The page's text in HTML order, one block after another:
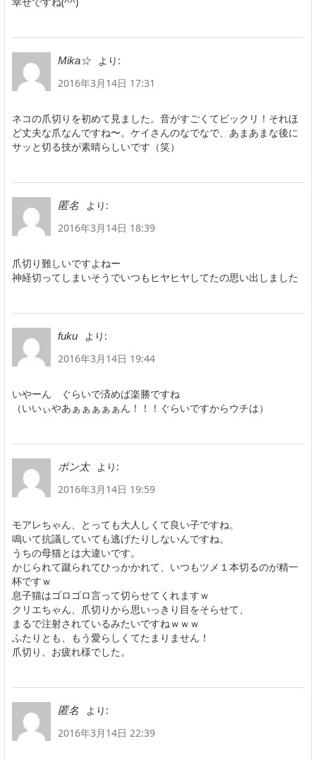
Mika☆
より:
2016年3月14日 17:31
ネコの爪切りを初めて見ました。音がすごくてビックリ！それほ
ど丈夫な爪なんですね〜。ケイさんのなでなで、あまあまな後に
サッと切る技が素晴らしいです（笑）
匿名
より:
2016年3月14日 18:39
爪切り難しいですよねー
神経切ってしまいそうでいつもヒヤヒヤしてたの思い出しました
fuku
より:
2016年3月14日 19:44
いやーん ぐらいで済めば楽勝ですね
（いいぃやあぁぁぁぁぁん！！！ぐらいですからウチは）
ポン太
より:
2016年3月14日 19:59
モアレちゃん、とっても大人しくて良い子ですね。
鳴いて抗議していても逃げたりしないんですね。
うちの母猫とは大違いです。
かじられて蹴られてひっかかれて、いつもツメ１本切るのが精一
杯ですｗ
息子猫はゴロゴロ言って切らせてくれますｗ
クリエちゃん、爪切りから思いっきり目をそらせて、
まるで注射されているみたいですねｗｗｗ
ふたりとも、もう愛らしくてたまりません！
爪切り、お疲れ様でした。
匿名
より:
2016年3月14日 22:39